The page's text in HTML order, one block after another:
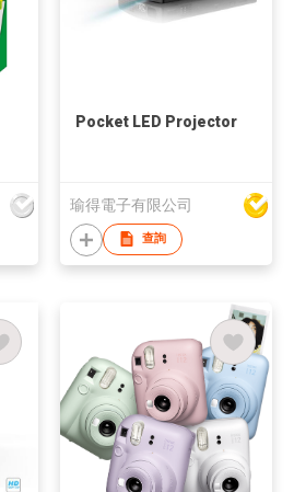
Pocket LED Projector
瑜得電子有限公司
查詢